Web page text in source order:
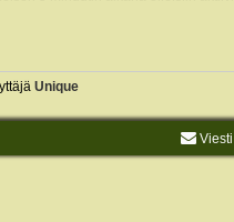
Unique